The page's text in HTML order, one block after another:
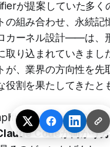
が提案していた多
の組み合わせ、永続記
カーネル設計——は、
取り込まれていきまし
が、業界の方向性を先
役割を果たしてきたと
は「Claude Code
Codeが向かう